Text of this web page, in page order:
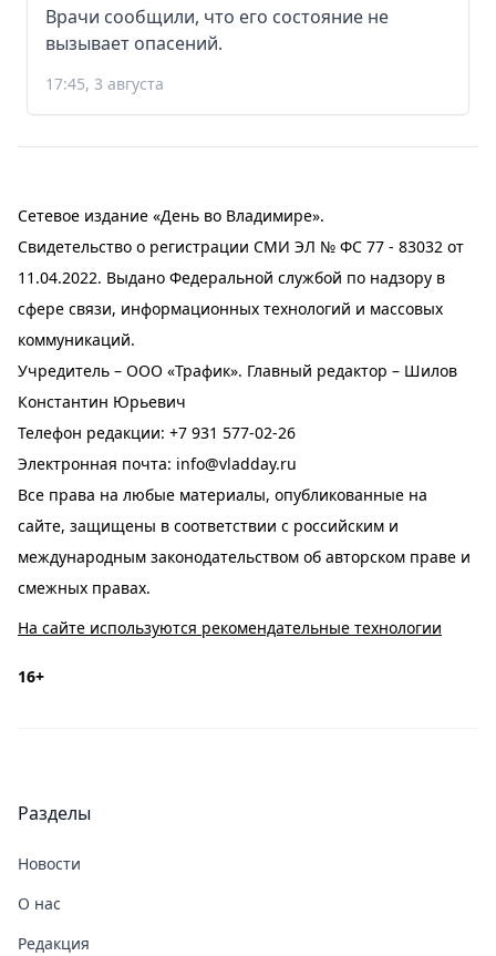
Врачи сообщили, что его состояние не
вызывает опасений.
17:45, 3 августа
Сетевое издание «День во Владимире».
Свидетельство о регистрации СМИ ЭЛ № ФС 77 - 83032 от
11.04.2022. Выдано Федеральной службой по надзору в
сфере связи, информационных технологий и массовых
коммуникаций.
Учредитель – ООО «Трафик». Главный редактор – Шилов
Константин Юрьевич
Телефон редакции: +7 931 577-02-26
Электронная почта: info@vladday.ru
Все права на любые материалы, опубликованные на
сайте, защищены в соответствии с российским и
международным законодательством об авторском праве и
смежных правах.
На сайте используются рекомендательные технологии
16+
Разделы
Новости
О нас
Редакция